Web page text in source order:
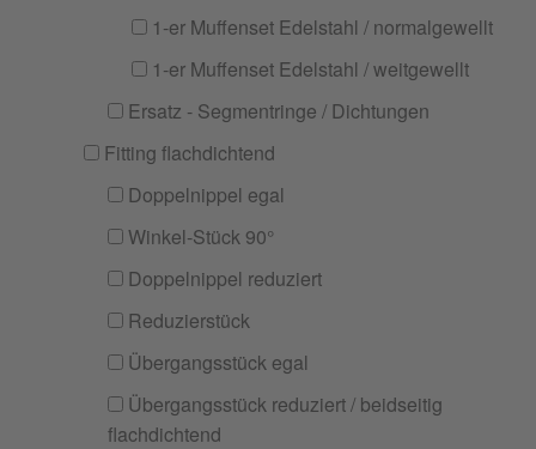
1-er Muffenset Edelstahl / normalgewellt
1-er Muffenset Edelstahl / weitgewellt
Ersatz - Segmentringe / Dichtungen
Fitting flachdichtend
Doppelnippel egal
Winkel-Stück 90°
Doppelnippel reduziert
Reduzierstück
Übergangsstück egal
Übergangsstück reduziert / beidseitig
flachdichtend